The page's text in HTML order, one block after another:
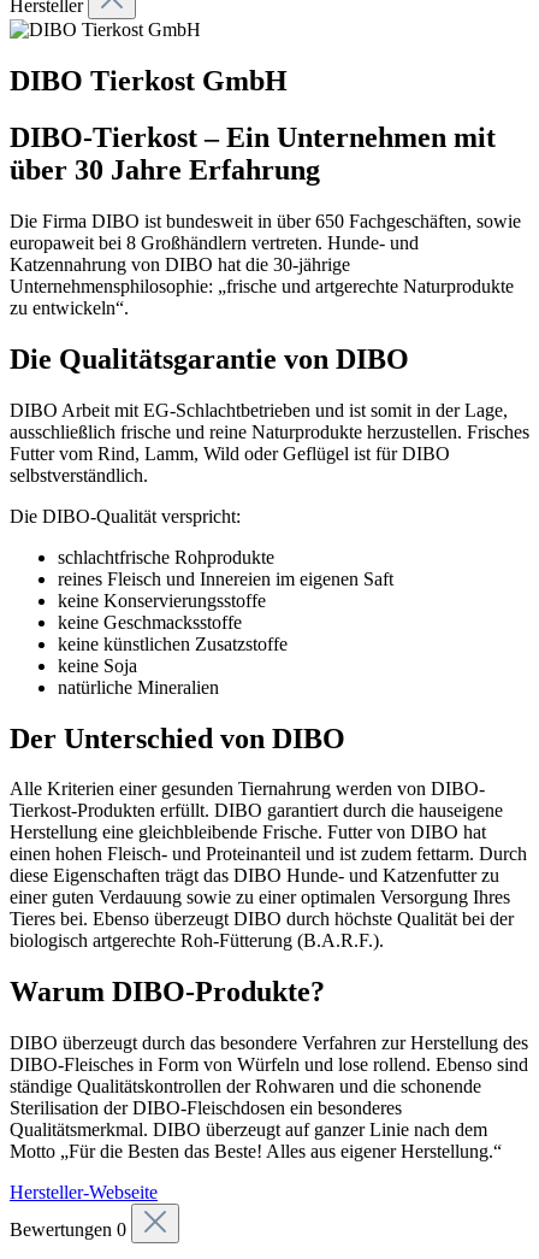
Hersteller
DIBO Tierkost GmbH
DIBO-Tierkost – Ein Unternehmen mit
über 30 Jahre Erfahrung
Die Firma DIBO ist bundesweit in über 650 Fachgeschäften, sowie
europaweit bei 8 Großhändlern vertreten. Hunde- und
Katzennahrung von DIBO hat die 30-jährige
Unternehmensphilosophie: „frische und artgerechte Naturprodukte
zu entwickeln“.
Die Qualitätsgarantie von DIBO
DIBO Arbeit mit EG-Schlachtbetrieben und ist somit in der Lage,
ausschließlich frische und reine Naturprodukte herzustellen. Frisches
Futter vom Rind, Lamm, Wild oder Geflügel ist für DIBO
selbstverständlich.
Die DIBO-Qualität verspricht:
schlachtfrische Rohprodukte
reines Fleisch und Innereien im eigenen Saft
keine Konservierungsstoffe
keine Geschmacksstoffe
keine künstlichen Zusatzstoffe
keine Soja
natürliche Mineralien
Der Unterschied von DIBO
Alle Kriterien einer gesunden Tiernahrung werden von DIBO-
Tierkost-Produkten erfüllt. DIBO garantiert durch die hauseigene
Herstellung eine gleichbleibende Frische. Futter von DIBO hat
einen hohen Fleisch- und Proteinanteil und ist zudem fettarm. Durch
diese Eigenschaften trägt das DIBO Hunde- und Katzenfutter zu
einer guten Verdauung sowie zu einer optimalen Versorgung Ihres
Tieres bei. Ebenso überzeugt DIBO durch höchste Qualität bei der
biologisch artgerechte Roh-Fütterung (B.A.R.F.).
Warum DIBO-Produkte?
DIBO überzeugt durch das besondere Verfahren zur Herstellung des
DIBO-Fleisches in Form von Würfeln und lose rollend. Ebenso sind
ständige Qualitätskontrollen der Rohwaren und die schonende
Sterilisation der DIBO-Fleischdosen ein besonderes
Qualitätsmerkmal. DIBO überzeugt auf ganzer Linie nach dem
Motto „Für die Besten das Beste! Alles aus eigener Herstellung.“
Hersteller-Webseite
Bewertungen 0